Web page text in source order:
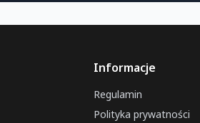
Informacje
Regulamin
Polityka prywatności